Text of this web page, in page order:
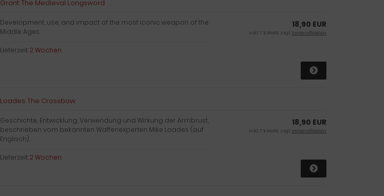
Grant: The Medieval Longsword
Development, use, and impact of the most iconic weapon of the
Middle Ages.
Lieferzeit:2 Wochen
18,90 EUR
inkl. 7 % MwSt. zzgl.Versandkosten
Loades: The Crossbow
Geschichte, Entwicklung, Verwendung und Wirkung der Armbrust,
beschrieben vom bekannten Waffenexperten Mike Loades (auf
Englisch).
Lieferzeit:2 Wochen
18,90 EUR
inkl. 7 % MwSt. zzgl.Versandkosten